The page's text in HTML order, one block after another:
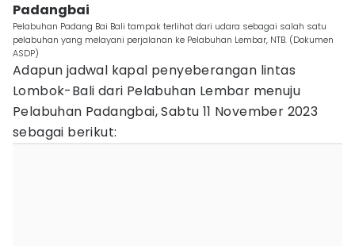
Padangbai
Pelabuhan Padang Bai Bali tampak terlihat dari udara sebagai salah satu
pelabuhan yang melayani perjalanan ke Pelabuhan Lembar, NTB. (Dokumen
ASDP)
Adapun jadwal kapal penyeberangan lintas
Lombok-Bali dari Pelabuhan Lembar menuju
Pelabuhan Padangbai, Sabtu 11 November 2023
sebagai berikut: